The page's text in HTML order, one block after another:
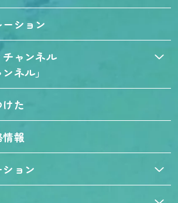
ション
ャンネル
ネル」
た
報
ョン